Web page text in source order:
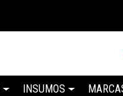
INSUMOS